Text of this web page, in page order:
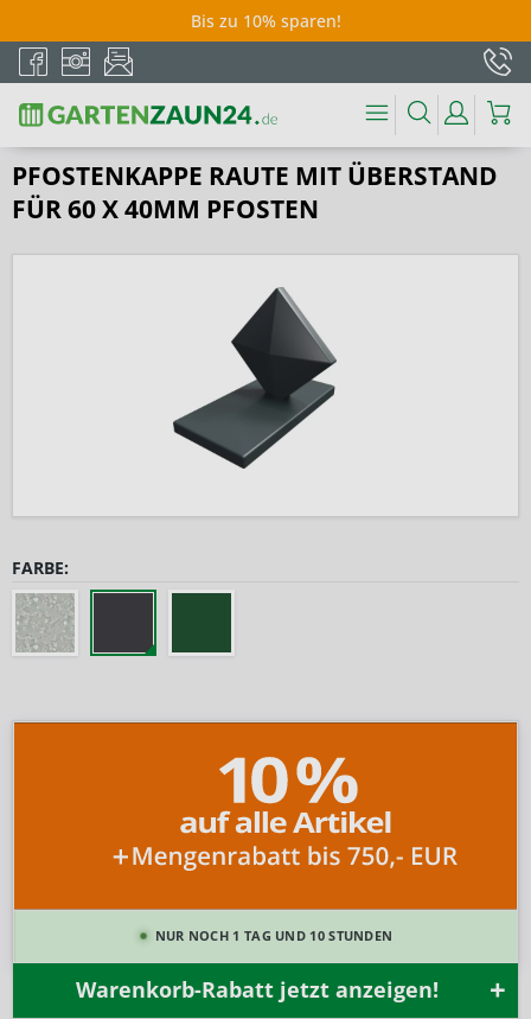
Bis zu 10% sparen!
PFOSTENKAPPE RAUTE MIT ÜBERSTAND
FÜR 60 X 40MM PFOSTEN
FARBE:
NUR NOCH 1 TAG UND 10 STUNDEN
Warenkorb-Rabatt jetzt anzeigen!